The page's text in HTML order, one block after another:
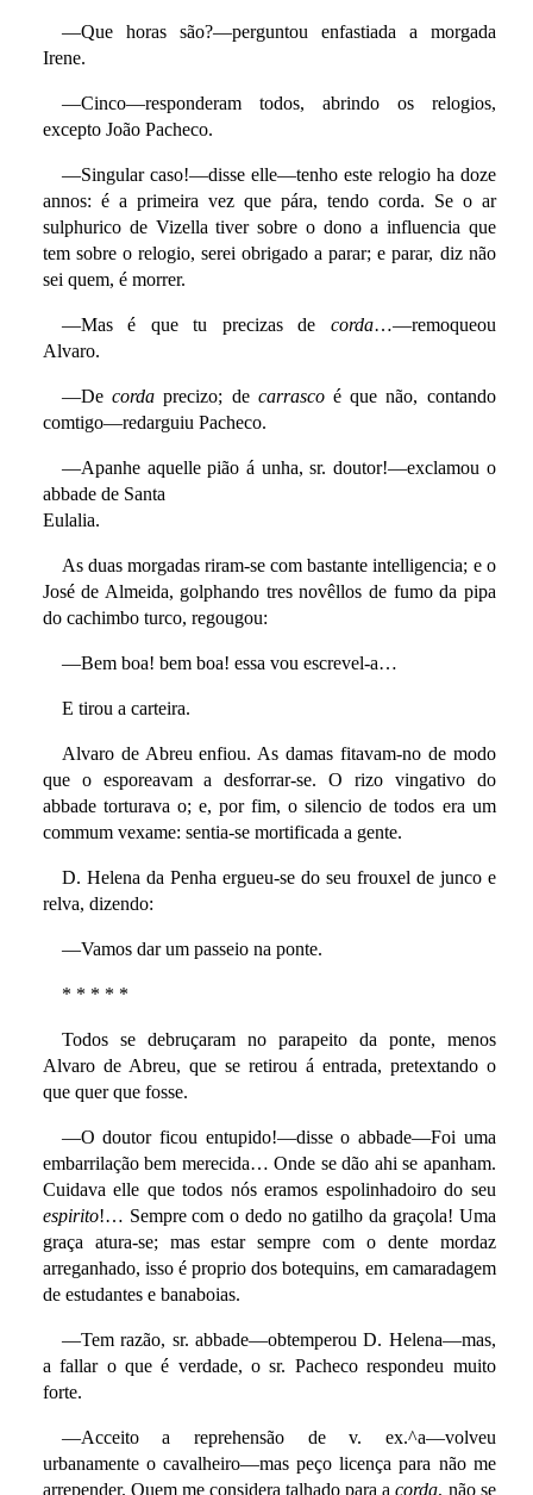
—Que horas são?—perguntou enfastiada a morgada
Irene.
—Cinco—responderam todos, abrindo os relogios,
excepto João Pacheco.
—Singular caso!—disse elle—tenho este relogio ha doze
annos: é a primeira vez que pára, tendo corda. Se o ar
sulphurico de Vizella tiver sobre o dono a influencia que
tem sobre o relogio, serei obrigado a parar; e parar, diz não
sei quem, é morrer.
—Mas é que tu precizas de corda…—remoqueou
Alvaro.
—Decorda precizo; de carrascoé que não, contando
comtigo—redarguiu Pacheco.
—Apanhe aquelle pião á unha, sr. doutor!—exclamou o
abbade de Santa
Eulalia.
As duas morgadas riram-se com bastante intelligencia; e o
José de Almeida, golphando tres novêllos de fumo da pipa
do cachimbo turco, regougou:
—Bem boa! bem boa! essa vou escrevel-a…
E tirou a carteira.
Alvaro de Abreu enfiou. As damas fitavam-no de modo
que o esporeavam a desforrar-se. O rizo vingativo do
abbade torturava o; e, por fim, o silencio de todos era um
commum vexame: sentia-se mortificada a gente.
D. Helena da Penha ergueu-se do seu frouxel de junco e
relva, dizendo:
—Vamos dar um passeio na ponte.
* * * * *
Todos se debruçaram no parapeito da ponte, menos
Alvaro de Abreu, que se retirou á entrada, pretextando o
que quer que fosse.
—O doutor ficou entupido!—disse o abbade—Foi uma
embarrilação bem merecida… Onde se dão ahi se apanham.
Cuidava elle que todos nós eramos espolinhadoiro do seu
espirito!… Sempre com o dedo no gatilho da graçola! Uma
graça atura-se; mas estar sempre com o dente mordaz
arreganhado, isso é proprio dos botequins, em camaradagem
de estudantes e banaboias.
—Tem razão, sr. abbade—obtemperou D. Helena—mas,
a fallar o que é verdade, o sr. Pacheco respondeu muito
forte.
—Acceito a reprehensão de v. ex.^a—volveu
urbanamente o cavalheiro—mas peço licença para não me
arrepender. Quem me considera talhado para acorda, não se